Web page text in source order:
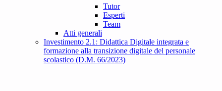
Tutor
Esperti
Team
Atti generali
Investimento 2.1: Didattica Digitale integrata e
formazione alla transizione digitale del personale
scolastico (D.M. 66/2023)